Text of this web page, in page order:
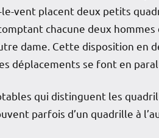
le-vent placent deux petits
chacune deux
dame. Cette disposition en
déplacements se font en
qui distinguent les
parfois d’un quadrille à